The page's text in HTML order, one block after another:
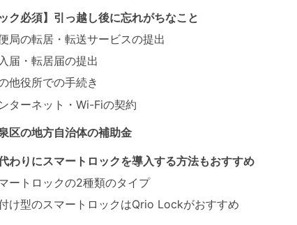
ック必須】引っ越し後に忘れがちなこと
局の転居・転送サービスの提出
届・転居届の提出
他役所での手続き
ターネット・Wi-Fiの契約
区の地方自治体の補助金
わりにスマートロックを導入する方法もおすすめ
ートロックの2種類のタイプ
け型のスマートロックはQrio Lockがおすすめ